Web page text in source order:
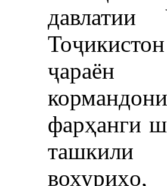
давлатии
ҷараён
фарҳанги
ташкили
вохуриҳо,